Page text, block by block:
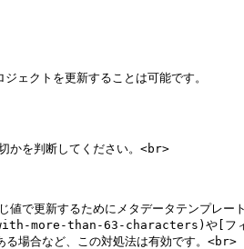
ェクトを更新することは可能です。
かを判断してください。<br>
で更新するためにメタデータテンプレー
than-63-characters)や[フィ
ど、この対処法は有効です。<br>